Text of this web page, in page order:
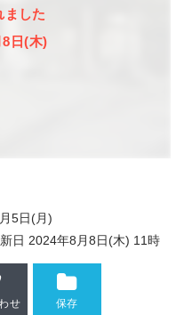
ました
8日(木)
5日(月)
日 2024年8月8日(木) 11時
せ